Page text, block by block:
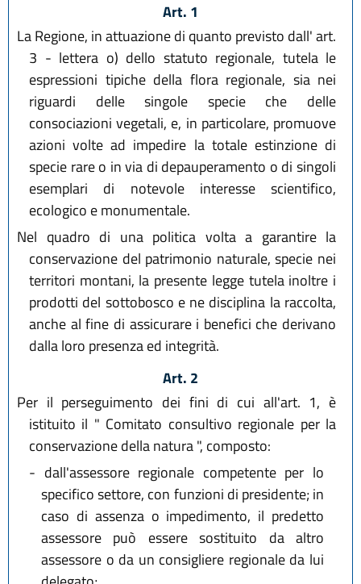
Art. 1
La Regione, in attuazione di quanto previsto dall' art.
3 - lettera o) dello statuto regionale, tutela le
espressioni tipiche della flora regionale, sia nei
riguardi delle singole specie che delle
consociazioni vegetali, e, in particolare, promuove
azioni volte ad impedire la totale estinzione di
specie rare o in via di depauperamento o di singoli
esemplari di notevole interesse scientifico,
ecologico e monumentale.
Nel quadro di una politica volta a garantire la
conservazione del patrimonio naturale, specie nei
territori montani, la presente legge tutela inoltre i
prodotti del sottobosco e ne disciplina la raccolta,
anche al fine di assicurare i benefici che derivano
dalla loro presenza ed integrità.
Art. 2
Per il perseguimento dei fini di cui all'art. 1, è
istituito il " Comitato consultivo regionale per la
conservazione della natura ", composto:
- dall'assessore regionale competente per lo
specifico settore, con funzioni di presidente; in
caso di assenza o impedimento, il predetto
assessore può essere sostituito da altro
assessore o da un consigliere regionale da lui